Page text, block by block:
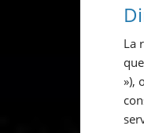
La
»),